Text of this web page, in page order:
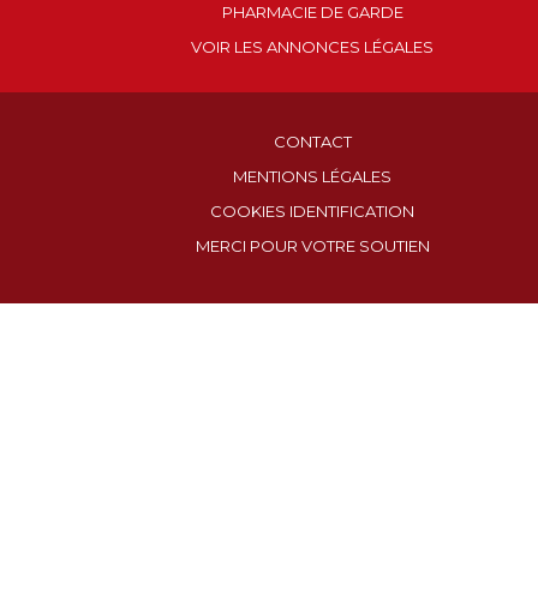
PHARMACIE DE GARDE
VOIR LES ANNONCES LÉGALES
CONTACT
MENTIONS LÉGALES
COOKIES IDENTIFICATION
MERCI POUR VOTRE SOUTIEN